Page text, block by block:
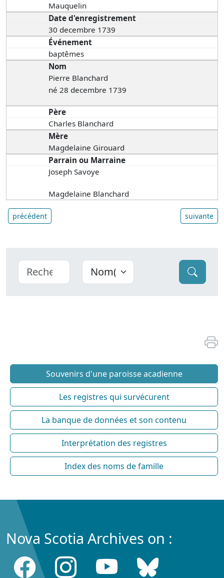
Mauquelin
Date d'enregistrement
30 decembre 1739
Événement
baptêmes
Nom
Pierre Blanchard
né 28 decembre 1739
Père
Charles Blanchard
Mère
Magdelaine Girouard
Parrain ou Marraine
Joseph Savoye
Magdelaine Blanchard
précédent suivante
Souvenirs d'une paroisse acadienne
Les registres qui survécurent
La banque de données et son contenu
Interprétation des registres
Index des noms de famille
Nova Scotia Archives on :